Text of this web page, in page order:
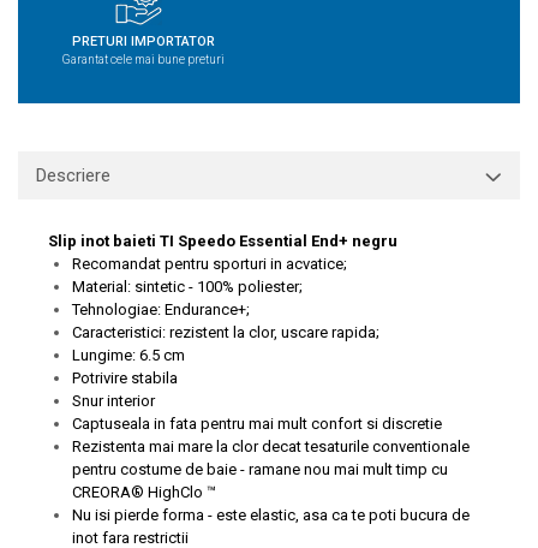
PRETURI IMPORTATOR
Garantat cele mai bune preturi
Descriere
Slip inot baieti TI Speedo Essential End+ negru
Recomandat pentru sporturi in acvatice;
Material: sintetic - 100% poliester;
Tehnologiae: Endurance+;
Caracteristici: rezistent la clor, uscare rapida;
Lungime: 6.5 cm
Potrivire stabila
Snur interior
Captuseala in fata pentru mai mult confort si discretie
Rezistenta mai mare la clor decat tesaturile conventionale
pentru costume de baie - ramane nou mai mult timp cu
CREORA® HighClo ™
Nu isi pierde forma - este elastic, asa ca te poti bucura de
inot fara restrictii